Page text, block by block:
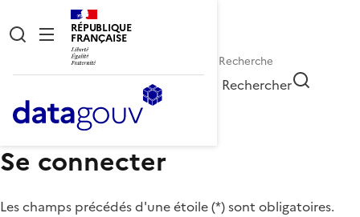
RÉPUBLIQUE
FRANÇAISE
Rechercher
Se connecter
Les champs précédés d'une étoile (*) sont obligatoires.